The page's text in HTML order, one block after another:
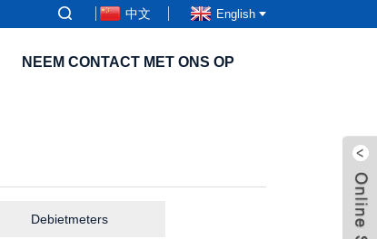
中文 English
NEEM CONTACT MET ONS OP
Debietmeters